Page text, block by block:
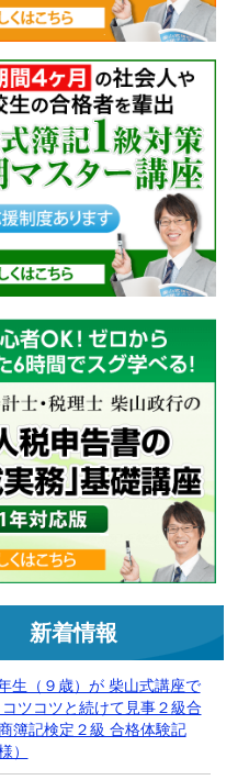
新着情報
生（９歳）が 柴山式講座で
ツコツと続けて見事２級合
簿記検定２級 合格体験記
）